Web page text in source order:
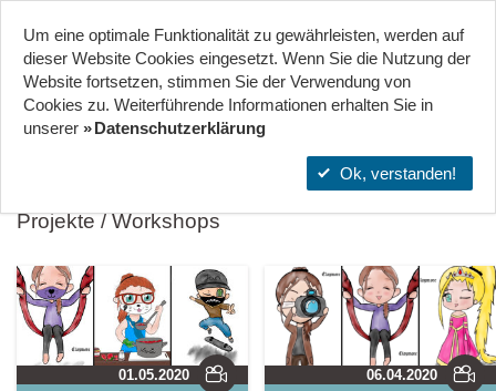
Start Projekte Orte
KINDERZENTRUM WELLRITZHOF IM WESTEND
Projekte / Workshops
01.05.2020 06.04.2020
Um eine optimale Funktionalität zu gewährleisten, werden auf
dieser Website Cookies eingesetzt. Wenn Sie die Nutzung der
Website fort­setzen, stimmen Sie der Verwendung von
Cookies zu. Weiterführende Informationen erhalten Sie in
unserer
Datenschutzerklärung
Ok, verstanden!